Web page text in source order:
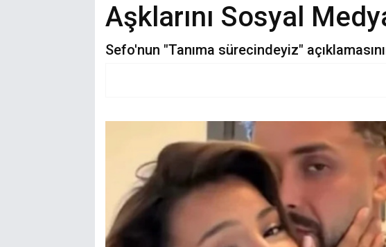
Aşklarını Sosyal
Sefo'nun "Tanıma sürecindeyiz"